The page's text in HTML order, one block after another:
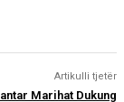
Artikulli tjetër
Marihat Dukung